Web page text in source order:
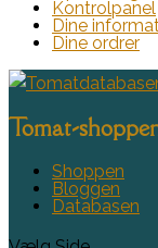
Kontrolpanel
Dine
Dine ordrer
Tomat-
Shoppen
Bloggen
Databasen